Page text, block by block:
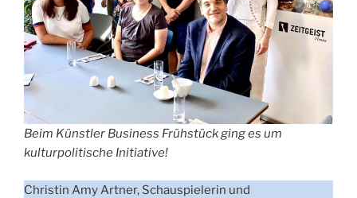
Beim Künstler Business Frühstück ging es um
kulturpolitische Initiative!
Christin Amy Artner, Schauspielerin und